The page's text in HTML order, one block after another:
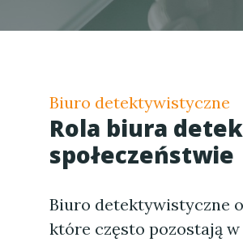
Biuro detektywistyczne
Rola biura
społeczeństwie
Biuro detektywistyczne
które często pozostają